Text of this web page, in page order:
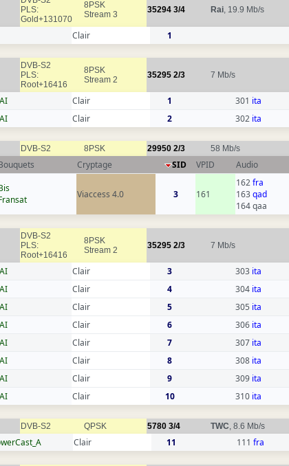
PLS:
Gold+131070
8PSK
Stream 3
35294 3/4 Rai , 19.9 Mb/s
Clair 1
DVB-S2
PLS:
Root+16416
8PSK
Stream 2
35295 2/3 7 Mb/s
Clair 1 301 ita
Clair 2 302 ita
DVB-S2 8PSK 29950 2/3 58 Mb/s
Cryptage SID VPID Audio
Viaccess 4.0 3 161
162fra
163qad
164 qaa
DVB-S2
PLS:
Root+16416
8PSK
Stream 2
35295 2/3 7 Mb/s
Clair 3 303 ita
Clair 4 304 ita
Clair 5 305 ita
Clair 6 306 ita
Clair 7 307 ita
Clair 8 308 ita
Clair 9 309 ita
Clair 10 310 ita
DVB-S2 QPSK 5780 3/4 TWC , 8.6 Mb/s
Clair 11 111 fra